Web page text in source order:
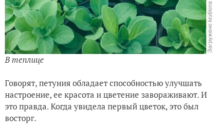
В теплице
Говорят, петуния обладает способностью улучшать
настроение, ее красота и цветение завораживают. И
это правда. Когда увидела первый цветок, это был
восторг.